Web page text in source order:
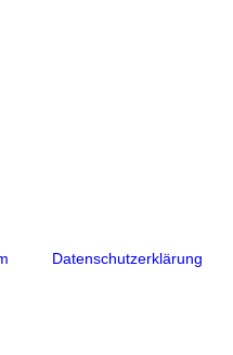
Datenschutzerklärung